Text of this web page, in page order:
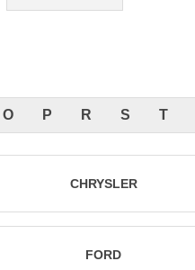
O P R S T
CHRYSLER
FORD